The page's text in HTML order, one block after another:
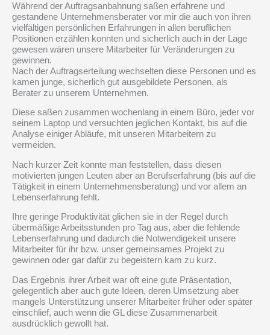
Während der Auftragsanbahnung saßen erfahrene und
gestandene Unternehmensberater vor mir die auch von ihren
vielfältigen persönlichen Erfahrungen in allen beruflichen
Positionen erzählen konnten und sicherlich auch in der Lage
gewesen wären unsere Mitarbeiter für Veränderungen zu
gewinnen.
Nach der Auftragserteilung wechselten diese Personen und es
kamen junge, sicherlich gut ausgebildete Personen, als
Berater zu unserem Unternehmen.
Diese saßen zusammen wochenlang in einem Büro, jeder vor
seinem Laptop und versuchten jeglichen Kontakt, bis auf die
Analyse einiger Abläufe, mit unseren Mitarbeitern zu
vermeiden.
Nach kurzer Zeit konnte man feststellen, dass diesen
motivierten jungen Leuten aber an Berufserfahrung (bis auf die
Tätigkeit in einem Unternehmensberatung) und vor allem an
Lebenserfahrung fehlt.
Ihre geringe Produktivität glichen sie in der Regel durch
übermäßige Arbeitsstunden pro Tag aus, aber die fehlende
Lebenserfahrung und dadurch die Notwendigekeit unsere
Mitarbeiter für ihr bzw. unser gemeinsames Projekt zu
gewinnen oder gar dafür zu begeistern kam zu kurz.
Das Ergebnis ihrer Arbeit war oft eine gute Präsentation,
gelegentlich aber auch gute Ideen, deren Umsetzung aber
mangels Unterstützung unserer Mitarbeiter früher oder später
einschlief, auch wenn die GL diese Zusammenarbeit
ausdrücklich gewollt hat.